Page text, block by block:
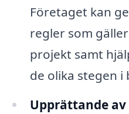
Företaget kan
regler som
projekt samt
de olika stegen i
Upprättande